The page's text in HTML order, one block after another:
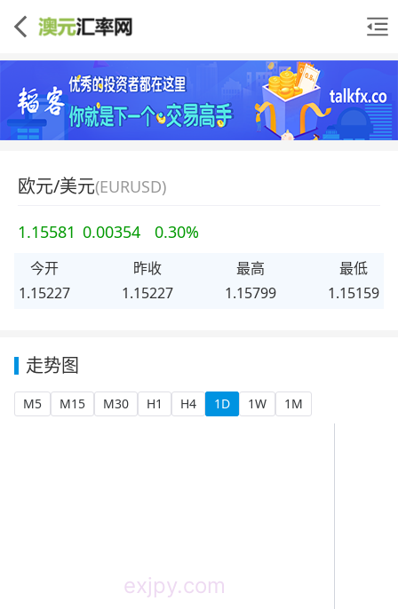
欧元/美元(EURUSD)
1.15581 0.00354 0.30%
今开
1.15227
昨收
1.15227
最高
1.15799
最低
1.15159
走势图
M5 M15 M30 H1 H4 1D 1W 1M